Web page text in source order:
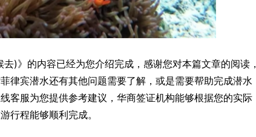
)》的内容已经为您介绍完成，感谢您对本篇文章的阅读，
律宾潜水还有其他问题需要了解，或是需要帮助完成潜水
客服为您提供参考建议，华商签证机构能够根据您的实际
行程能够顺利完成。